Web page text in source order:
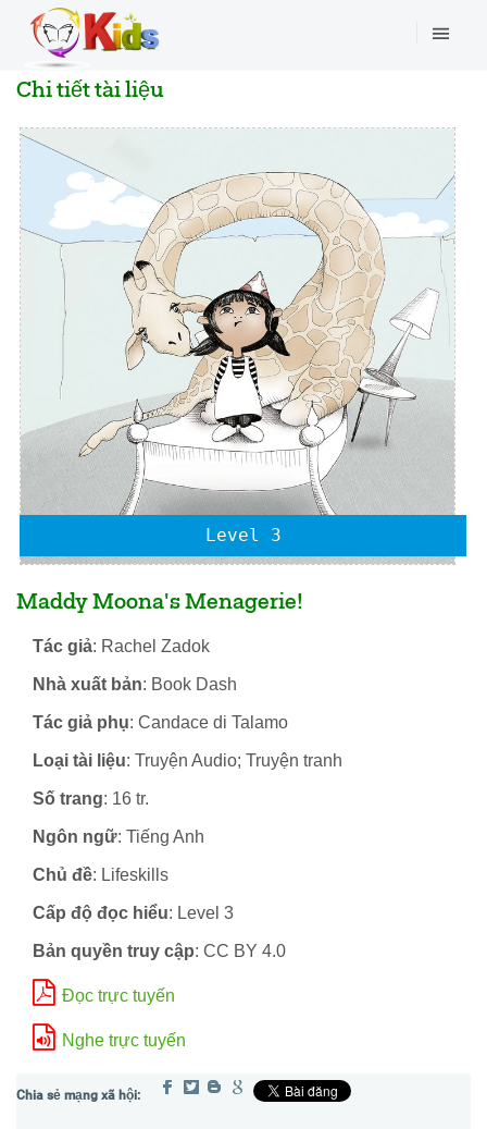
Chi tiết tài liệu
Level 3
Maddy Moona's Menagerie!
Tác giả: Rachel Zadok
Nhà xuất bản: Book Dash
Tác giả phụ: Candace di Talamo
Loại tài liệu: Truyện Audio; Truyện tranh
Số trang: 16 tr.
Ngôn ngữ: Tiếng Anh
Chủ đề: Lifeskills
Cấp độ đọc hiểu: Level 3
Bản quyền truy cập: CC BY 4.0
Đọc trực tuyến
Nghe trực tuyến